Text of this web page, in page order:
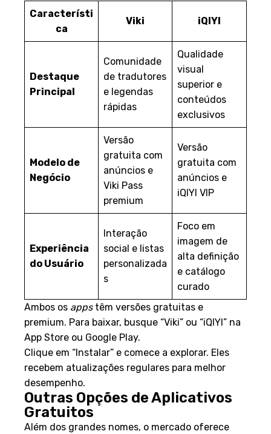
Característi
ca
Viki iQIYI
Destaque
Principal
Comunidade
de tradutores
e legendas
rápidas
Qualidade
visual
superior e
conteúdos
exclusivos
Modelo de
Negócio
Versão
gratuita com
anúncios e
Viki Pass
premium
Versão
gratuita com
anúncios e
iQIYI VIP
Experiência
do Usuário
Interação
social e listas
personalizada
s
Foco em
imagem de
alta definição
e catálogo
curado
Ambos os appstêm versões gratuitas e
premium. Para baixar, busque “Viki” ou “iQIYI” na
App Store ou Google Play.
Clique em “Instalar” e comece a explorar. Eles
recebem atualizações regulares para melhor
desempenho.
Outras Opções de Aplicativos
Gratuitos
Além dos grandes nomes, o mercado oferece